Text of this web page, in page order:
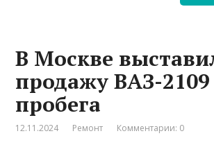
В Москве
продажу ВАЗ-2109
пробега
12.11.2024 Ремонт Комментарии: 0